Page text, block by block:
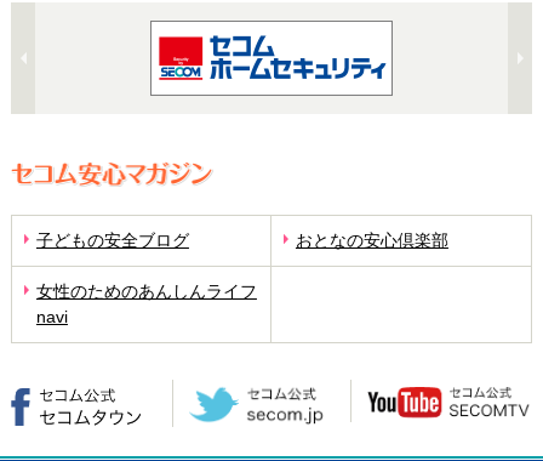
子どもの安全ブログ おとなの安心倶楽部
女性のためのあんしんライフ
navi